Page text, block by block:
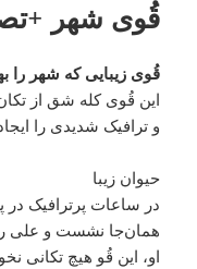
قُوی شهر
قُوی زیبایی که شهر را
این قُوی کله شق از
و ترافیک شدیدی را
حیوان زیبا
در ساعات پرترافیک در
همان‌جا نشست و علی
او، این قُو هیچ تکانی